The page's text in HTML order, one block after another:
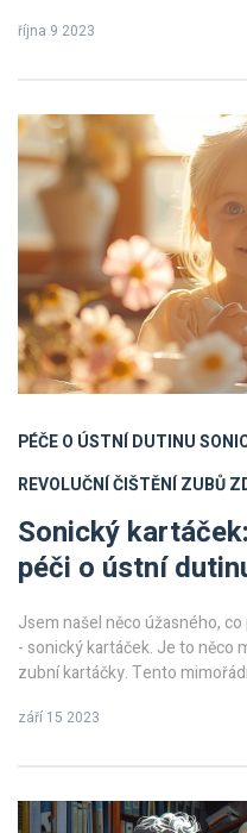
potíže může způsobit. Tak
října 9 2023
PÉČE O ÚSTNÍ DUTINU
REVOLUČNÍ ČIŠTĚNÍ ZUBŮ
Sonický
péči o ústní
Jsem našel něco úžasného,
- sonický kartáček. Je to něco
zubní kartáčky. Tento
pravou revoluci v oblasti
září 15 2023